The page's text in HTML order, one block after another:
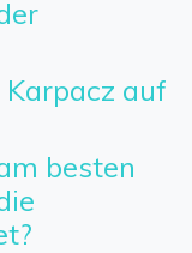
auf
besten